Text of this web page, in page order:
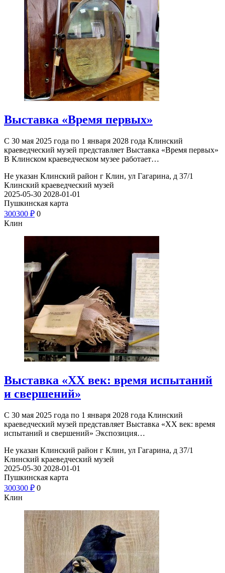
Выставка «Время первых»
С 30 мая 2025 года по 1 января 2028 года Клинский
краеведческий музей представляет Выставка «Время первых»
В Клинском краеведческом музее работает…
Не указан Клинский район г Клин, ул Гагарина, д 37/1
Клинский краеведческий музей
2025-05-30 2028-01-01
Пушкинская карта
300300 ₽ 0
Клин
Выставка «ХХ век: время испытаний
и свершений»
С 30 мая 2025 года по 1 января 2028 года Клинский
краеведческий музей представляет Выставка «ХХ век: время
испытаний и свершений» Экспозиция…
Не указан Клинский район г Клин, ул Гагарина, д 37/1
Клинский краеведческий музей
2025-05-30 2028-01-01
Пушкинская карта
300300 ₽ 0
Клин